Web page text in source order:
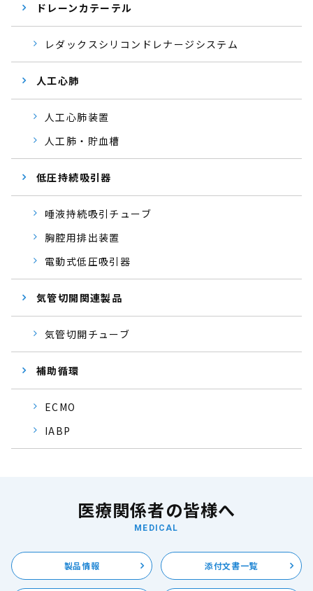
ドレーンカテーテル
レダックスシリコンドレナージシステム
人工心肺
人工心肺装置
人工肺・貯血槽
低圧持続吸引器
唾液持続吸引チューブ
胸腔用排出装置
電動式低圧吸引器
気管切開関連製品
気管切開チューブ
補助循環
ECMO
IABP
医療関係者の皆様へ
MEDICAL
製品情報 添付文書一覧